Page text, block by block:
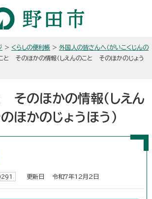
> くらしの便利帳 > 外国人の皆さんへ（がいこくじんの
と そのほかの情報（しえんのこと そのほかのじょう
そのほかの情報（しえん
ほかのじょうほう）
更新日 令和7年12月2日